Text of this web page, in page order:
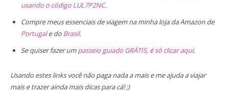
usando o código LUL7P2NC.
Compre meus essenciais de viagem na minha loja da Amazon de
Portugale do Brasil.
Se quiser fazer umpasseio guiado GRÁTIS, é só clicar aqui.
Usando estes links você não paga nada a mais e me ajuda a viajar
mais e trazer ainda mais dicas para cá! ;)